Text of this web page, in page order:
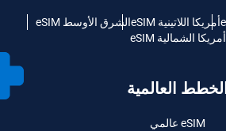
أمريكا اللاتينية eSIM
الشرق الأوسط eSIM
أمريكا الشمالية eSIM
الخطط العالمية
eSIM عالمي